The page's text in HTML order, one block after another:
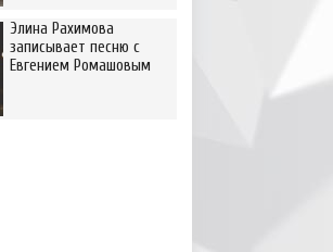
Элина Рахимова
записывает песню с
Евгением Ромашовым